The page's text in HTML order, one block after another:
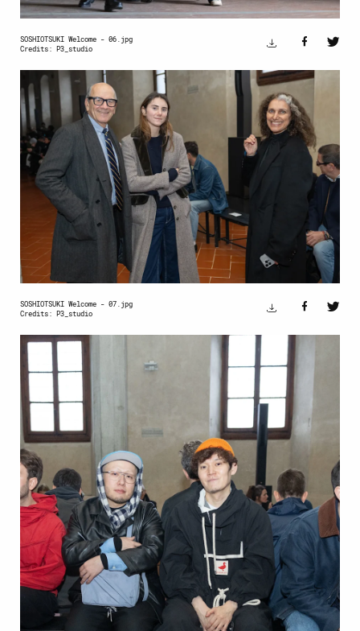
SOSHIOTSUKI Welcome - 06.jpg
Credits: P3_studio
SOSHIOTSUKI Welcome - 07.jpg
Credits: P3_studio